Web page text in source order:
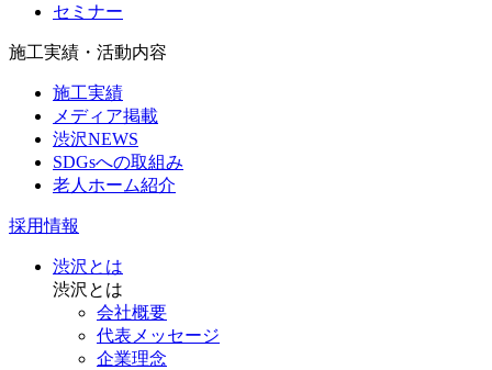
セミナー
施工実績・活動内容
施工実績
メディア掲載
渋沢NEWS
SDGsへの取組み
老人ホーム紹介
採用情報
渋沢とは
渋沢とは
会社概要
代表メッセージ
企業理念